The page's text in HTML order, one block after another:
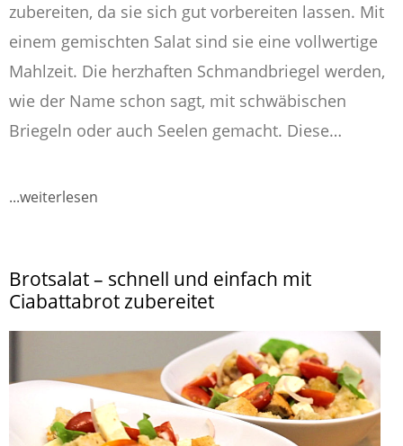
zubereiten, da sie sich gut vorbereiten lassen. Mit
einem gemischten Salat sind sie eine vollwertige
Mahlzeit. Die herzhaften Schmandbriegel werden,
wie der Name schon sagt, mit schwäbischen
Briegeln oder auch Seelen gemacht. Diese…
...weiterlesen
Brotsalat – schnell und einfach mit
Ciabattabrot zubereitet